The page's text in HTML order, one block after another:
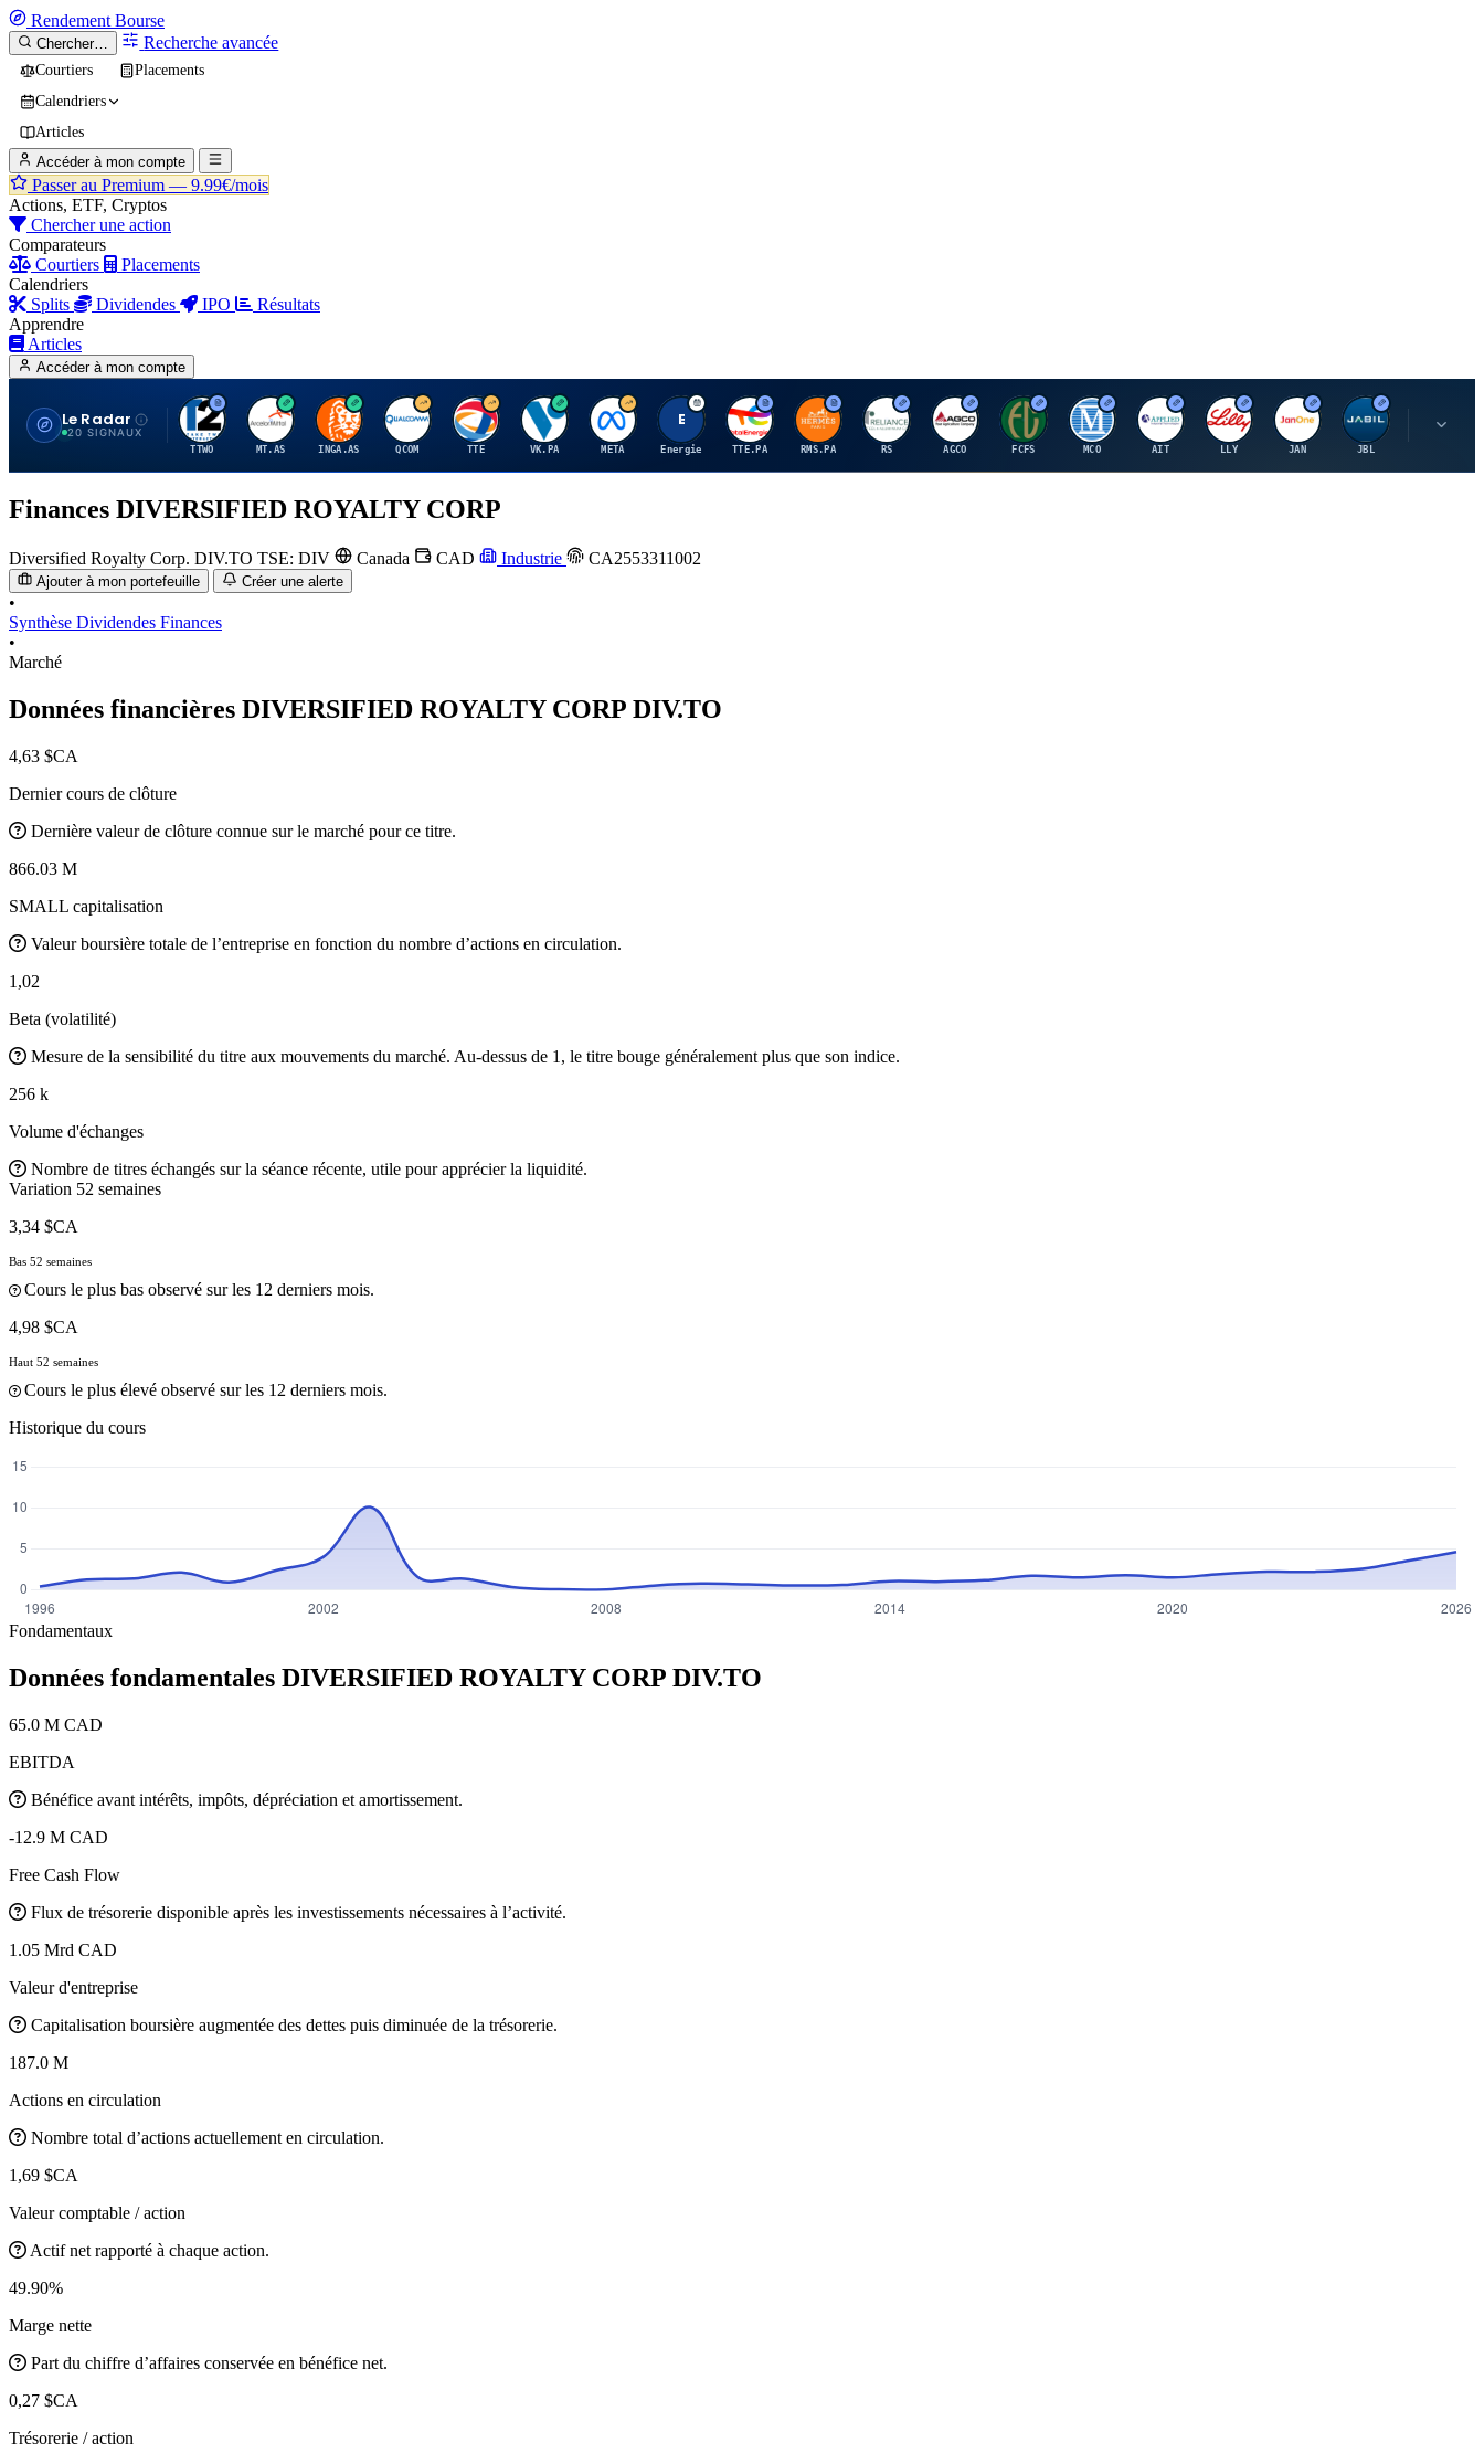
Rendement Bourse
Chercher… Recherche avancée
Courtiers
Placements
Calendriers
Articles
Accéder à mon compte
Passer au Premium — 9.99€/mois
Actions, ETF, Cryptos
Chercher une action
Comparateurs
Courtiers
Placements
Calendriers
Splits
Dividendes IPO
Résultats
Apprendre
Articles
Accéder à mon compte
Le Radar
20 SIGNAUX
T
TTWO
A
MT.AS
I
INGA.AS
Q
QCOM
T
TTE
V
VK.PA
M
META
E
Energie
T
TTE.PA
H
RMS.PA
R
RS
A
AGCO
F
FCFS
M
MCO
A
AIT
E
LLY
J
JAN
J
JBL
P
Finances DIVERSIFIED ROYALTY CORP
Diversified Royalty Corp. DIV.TO TSE: DIV Canada CAD Industrie CA2553311002
Ajouter à mon portefeuille Créer une alerte
•
Synthèse Dividendes Finances
•
Marché
Données financières DIVERSIFIED ROYALTY CORP DIV.TO
4,63 $CA
Dernier cours de clôture
Dernière valeur de clôture connue sur le marché pour ce titre.
866.03 M
SMALL capitalisation
Valeur boursière totale de l’entreprise en fonction du nombre d’actions en circulation.
1,02
Beta (volatilité)
Mesure de la sensibilité du titre aux mouvements du marché. Au-dessus de 1, le titre bouge généralement plus que son indice.
256 k
Volume d'échanges
Nombre de titres échangés sur la séance récente, utile pour apprécier la liquidité.
Variation 52 semaines
3,34 $CA
Bas 52 semaines
Cours le plus bas observé sur les 12 derniers mois.
4,98 $CA
Haut 52 semaines
Cours le plus élevé observé sur les 12 derniers mois.
Historique du cours
Fondamentaux
Données fondamentales DIVERSIFIED ROYALTY CORP DIV.TO
65.0 M CAD
EBITDA
Bénéfice avant intérêts, impôts, dépréciation et amortissement.
-12.9 M CAD
Free Cash Flow
Flux de trésorerie disponible après les investissements nécessaires à l’activité.
1.05 Mrd CAD
Valeur d'entreprise
Capitalisation boursière augmentée des dettes puis diminuée de la trésorerie.
187.0 M
Actions en circulation
Nombre total d’actions actuellement en circulation.
1,69 $CA
Valeur comptable / action
Actif net rapporté à chaque action.
49.90%
Marge nette
Part du chiffre d’affaires conservée en bénéfice net.
0,27 $CA
Trésorerie / action